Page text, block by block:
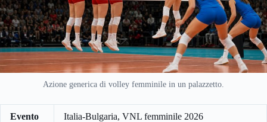
Azione generica di volley femminile in un palazzetto.
Evento Italia-Bulgaria, VNL femminile 2026